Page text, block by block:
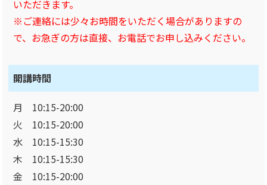
いただきます。
※ご連絡には少々お時間をいただく場合がありますの
で、お急ぎの方は直接、お電話でお申し込みください。
開講時間
月 10:15-20:00
火 10:15-20:00
水 10:15-15:30
木 10:15-15:30
金 10:15-20:00